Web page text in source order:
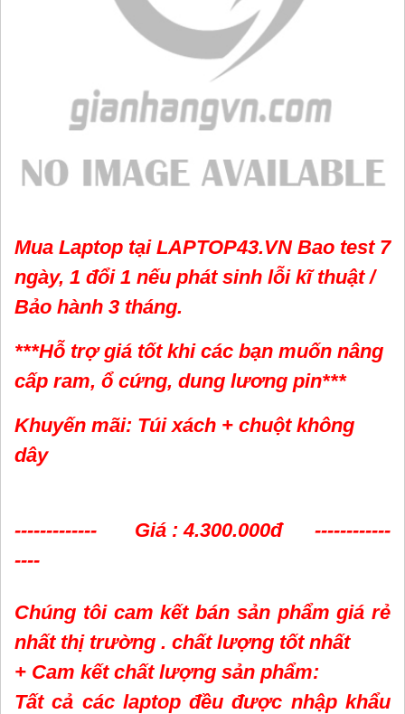
Mua Laptop tại LAPTOP43.VN Bao test 7
ngày, 1 đổi 1 nếu phát sinh lỗi kĩ thuật /
Bảo hành 3 tháng.
***Hỗ trợ giá tốt khi các bạn muốn nâng
cấp ram, ổ cứng, dung lương pin***
Khuyến mãi: Túi xách + chuột không
dây
------------- Giá : 4.300.000đ ------------
----
Chúng tôi cam kết bán sản phẩm giá rẻ
nhất thị trường . chất lượng tốt nhất
+ Cam kết chất lượng sản phẩm:
Tất cả các laptop đều được nhập khẩu